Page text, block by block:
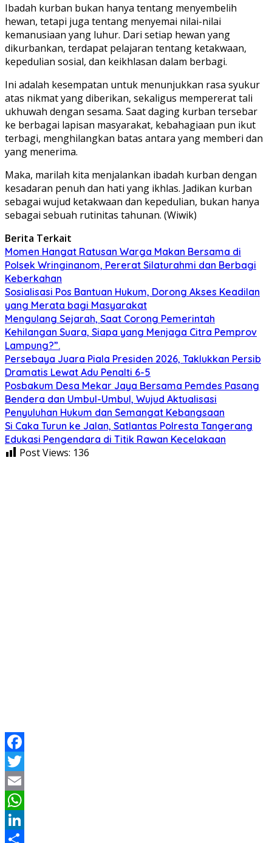
Ibadah kurban bukan hanya tentang menyembelih
hewan, tetapi juga tentang menyemai nilai-nilai
kemanusiaan yang luhur. Dari setiap hewan yang
dikurbankan, terdapat pelajaran tentang ketakwaan,
kepedulian sosial, dan keikhlasan dalam berbagi.
Ini adalah kesempatan untuk menunjukkan rasa syukur
atas nikmat yang diberikan, sekaligus mempererat tali
ukhuwah dengan sesama. Saat daging kurban tersebar
ke berbagai lapisan masyarakat, kebahagiaan pun ikut
terbagi, menghilangkan batas antara yang memberi dan
yang menerima.
Maka, marilah kita menjalankan ibadah kurban dengan
kesadaran penuh dan hati yang ikhlas. Jadikan kurban
sebagai wujud ketakwaan dan kepedulian, bukan hanya
sebagai sebuah rutinitas tahunan. (Wiwik)
Berita Terkait
Momen Hangat Ratusan Warga Makan Bersama di
Polsek Wringinanom, Pererat Silaturahmi dan Berbagi
Keberkahan
Sosialisasi Pos Bantuan Hukum, Dorong Akses Keadilan
yang Merata bagi Masyarakat
Mengulang Sejarah, Saat Corong Pemerintah
Kehilangan Suara, Siapa yang Menjaga Citra Pemprov
Lampung?”.
Persebaya Juara Piala Presiden 2026, Taklukkan Persib
Dramatis Lewat Adu Penalti 6-5
Posbakum Desa Mekar Jaya Bersama Pemdes Pasang
Bendera dan Umbul-Umbul, Wujud Aktualisasi
Penyuluhan Hukum dan Semangat Kebangsaan
Si Caka Turun ke Jalan, Satlantas Polresta Tangerang
Edukasi Pengendara di Titik Rawan Kecelakaan
Post Views: 136
Facebook
Twitter
Email
WhatsApp
LinkedIn